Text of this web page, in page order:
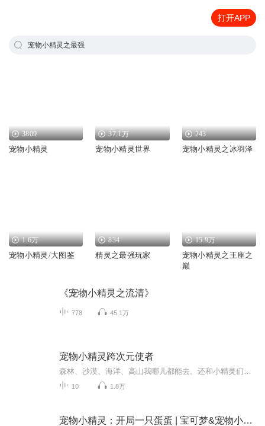
打开APP
宠物小精灵之最强
3809
宠物小精灵
37.1万
宠物小精灵世界
243
宠物小精灵之冰羽泽
1.6万
宠物小精灵/大图鉴
834
精灵之最强玩家
15.9万
宠物小精灵之王座之
巅
《宠物小精灵之流清》
778 45.1万
宠物小精灵跨次元使者
10 1.8万
宠物小精灵：开局一只蛋蛋 | 宝可梦&宠物小精灵 | 精灵御兽宠物流 |